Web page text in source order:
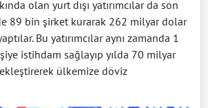
olan yurt dışı yatırımcılar da son
89 bin şirket kurarak 262 milyar dolar
Bu yatırımcılar aynı zamanda 1
istihdam sağlayıp yılda 70 milyar
ülkemize döviz